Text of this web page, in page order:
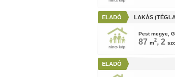
ELADÓ LAKÁS
Pest megye,
87 m2, 2
ELADÓ